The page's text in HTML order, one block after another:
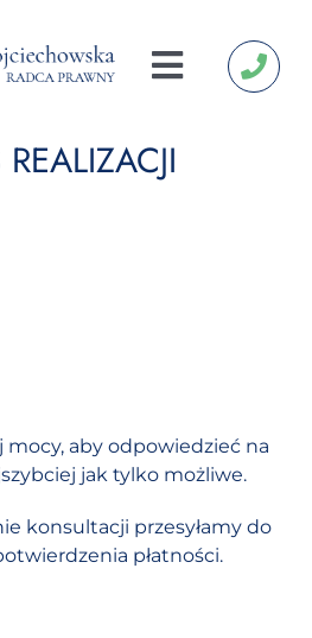
Toggle
mocy, aby odpowiedzieć na
jak tylko możliwe.
konsultacji przesyłamy do
płatności.